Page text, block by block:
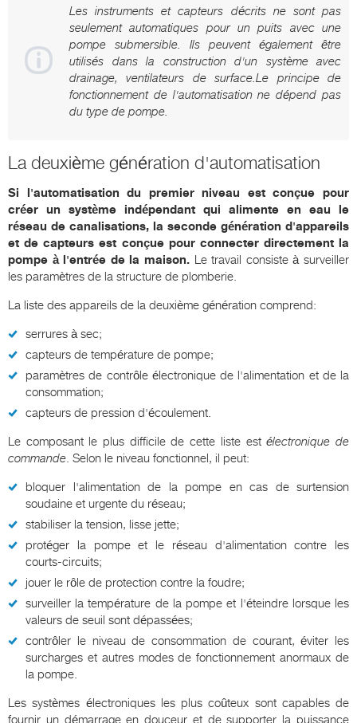
Les instruments et capteurs décrits ne sont pas
seulement automatiques pour un puits avec une
pompe submersible. Ils peuvent également être
utilisés dans la construction d'un système avec
drainage, ventilateurs de surface.Le principe de
fonctionnement de l'automatisation ne dépend pas
du type de pompe.
La deuxième génération d'automatisation
Si l'automatisation du premier niveau est conçue pour
créer un système indépendant qui alimente en eau le
réseau de canalisations, la seconde génération d'appareils
et de capteurs est conçue pour connecter directement la
pompe à l'entrée de la maison. Le travail consiste à surveiller
les paramètres de la structure de plomberie.
La liste des appareils de la deuxième génération comprend:
serrures à sec;
capteurs de température de pompe;
paramètres de contrôle électronique de l'alimentation et de la
consommation;
capteurs de pression d'écoulement.
Le composant le plus difficile de cette liste estélectronique de
commande. Selon le niveau fonctionnel, il peut:
bloquer l'alimentation de la pompe en cas de surtension
soudaine et urgente du réseau;
stabiliser la tension, lisse jette;
protéger la pompe et le réseau d'alimentation contre les
courts-circuits;
jouer le rôle de protection contre la foudre;
surveiller la température de la pompe et l'éteindre lorsque les
valeurs de seuil sont dépassées;
contrôler le niveau de consommation de courant, éviter les
surcharges et autres modes de fonctionnement anormaux de
la pompe.
Les systèmes électroniques les plus coûteux sont capables de
fournir un démarrage en douceur et de supporter la puissance